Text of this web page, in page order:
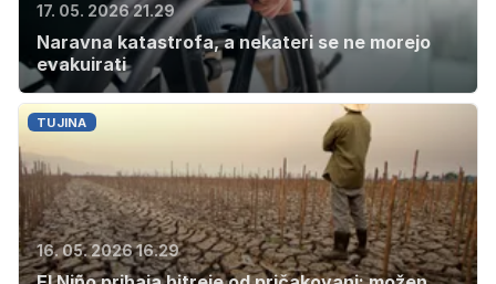
17. 05. 2026 21.29
Naravna katastrofa, a nekateri se ne morejo
evakuirati
TUJINA
16. 05. 2026 16.29